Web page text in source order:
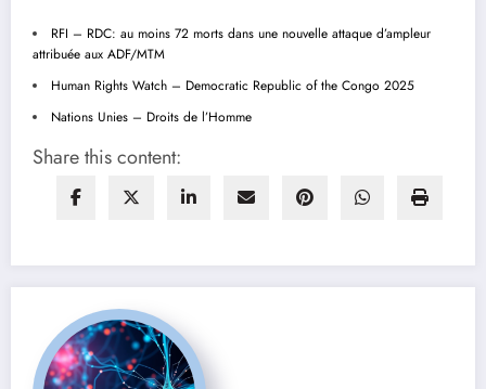
RFI – RDC: au moins 72 morts dans une nouvelle attaque d’ampleur
attribuée aux ADF/MTM
Human Rights Watch – Democratic Republic of the Congo 2025
Nations Unies – Droits de l’Homme
Share this content: